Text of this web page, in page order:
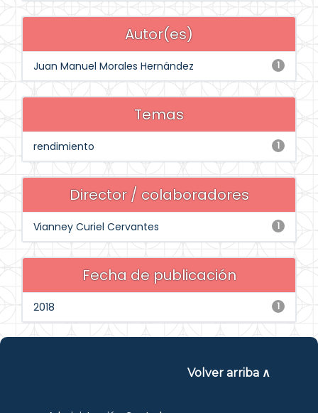
Autor(es)
1
Juan Manuel Morales Hernández
Temas
1
rendimiento
Director / colaboradores
1
Vianney Curiel Cervantes
Fecha de publicación
1
2018
Volver arriba ∧